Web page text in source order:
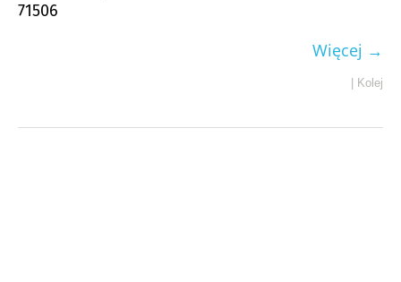
71506
Więcej →
Kolej